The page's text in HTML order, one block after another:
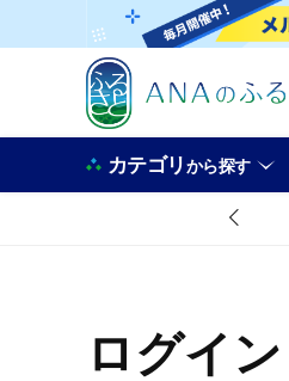
カテゴリから探す
ログイン